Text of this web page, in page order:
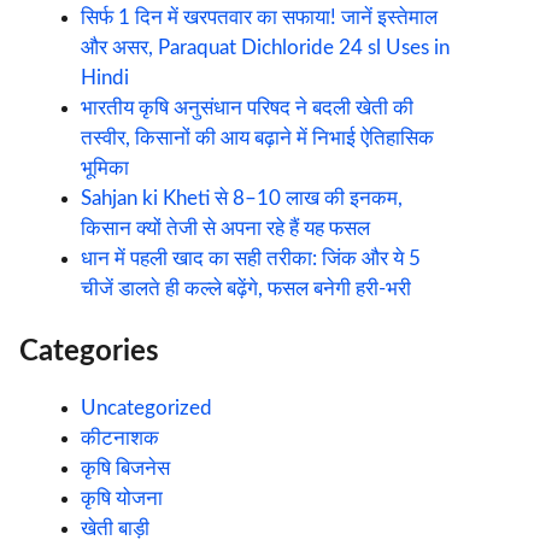
सिर्फ 1 दिन में खरपतवार का सफाया! जानें इस्तेमाल
और असर, Paraquat Dichloride 24 sl Uses in
Hindi
भारतीय कृषि अनुसंधान परिषद ने बदली खेती की
तस्वीर, किसानों की आय बढ़ाने में निभाई ऐतिहासिक
भूमिका
Sahjan ki Kheti से 8–10 लाख की इनकम,
किसान क्यों तेजी से अपना रहे हैं यह फसल
धान में पहली खाद का सही तरीका: जिंक और ये 5
चीजें डालते ही कल्ले बढ़ेंगे, फसल बनेगी हरी-भरी
Categories
Uncategorized
कीटनाशक
कृषि बिजनेस
कृषि योजना
खेती बाड़ी